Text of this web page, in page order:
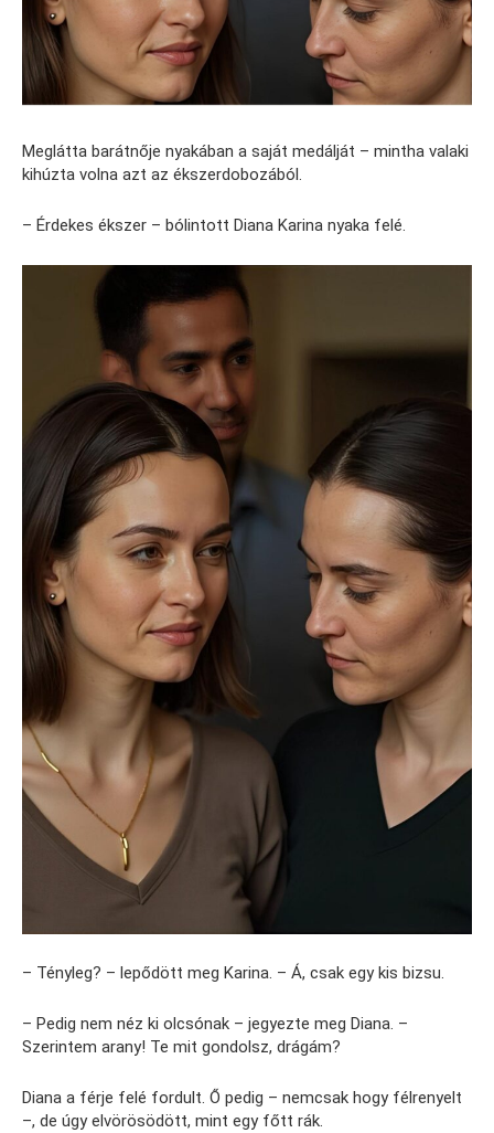
Meglátta barátnője nyakában a saját medálját – mintha valaki
kihúzta volna azt az ékszerdobozából.
– Érdekes ékszer – bólintott Diana Karina nyaka felé.
– Tényleg? – lepődött meg Karina. – Á, csak egy kis bizsu.
– Pedig nem néz ki olcsónak – jegyezte meg Diana. –
Szerintem arany! Te mit gondolsz, drágám?
Diana a férje felé fordult. Ő pedig – nemcsak hogy félrenyelt
–, de úgy elvörösödött, mint egy főtt rák.